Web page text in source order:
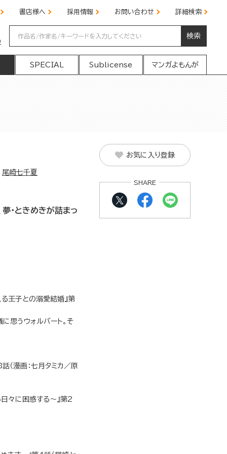
書店様へ 採用情報 お問い合わせ 詳細検索
検索
SPECIAL Sublicense マンガよもんが
尾崎七千夏
・ときめきが詰まっ
王子との溺愛結婚』第
思うウォルバート。そ
（漫画：七月タミカ／原
々に困惑する～』第2
お気に入り登録
SHARE